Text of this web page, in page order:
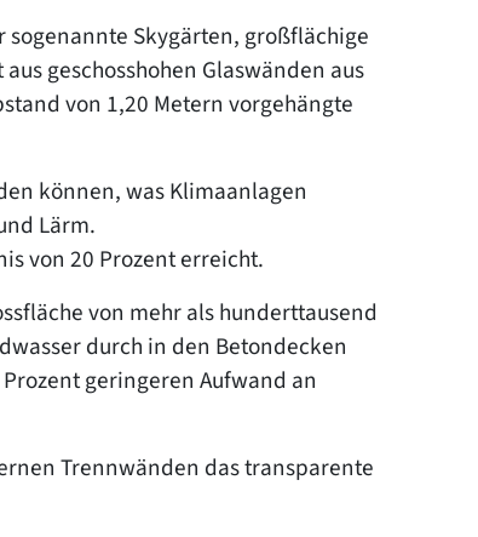
Skygärten, großflächige
geschosshohen Glaswänden aus
von 1,20 Metern vorgehängte
können, was Klimaanlagen
Lärm.
von 20 Prozent erreicht.
von mehr als hunderttausend
durch in den Betondecken
geringeren Aufwand an
Trennwänden das transparente